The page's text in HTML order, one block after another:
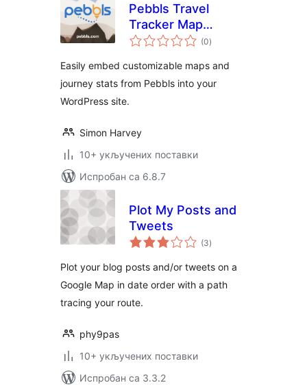
Pebbls Travel
Tracker Map
Embed
(0укупних
оцена
)
Easily embed customizable maps and
journey stats from Pebbls into your
WordPress site.
Simon Harvey
10+ укључених поставки
Испробан са 6.8.7
Plot My Posts and
Tweets
(3укупних
оцена
)
Plot your blog posts and/or tweets on a
Google Map in date order with a path
tracing your route.
phy9pas
10+ укључених поставки
Испробан са 3.3.2